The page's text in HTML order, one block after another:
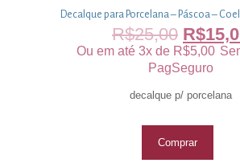
Decalque para Porcelana – Páscoa –
R$25,00 R$
Ou em até 3x de R$5,00
PagSeguro
decalque p/ porcelana
Comprar